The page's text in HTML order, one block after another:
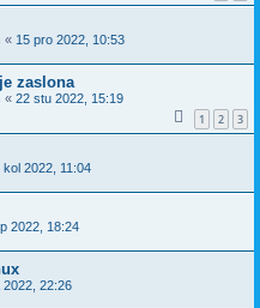
« 15 pro 2022, 10:53
zaslona
« 22 stu 2022, 15:19
1 2 3
kol 2022, 11:04
2022, 18:24
2022, 22:26